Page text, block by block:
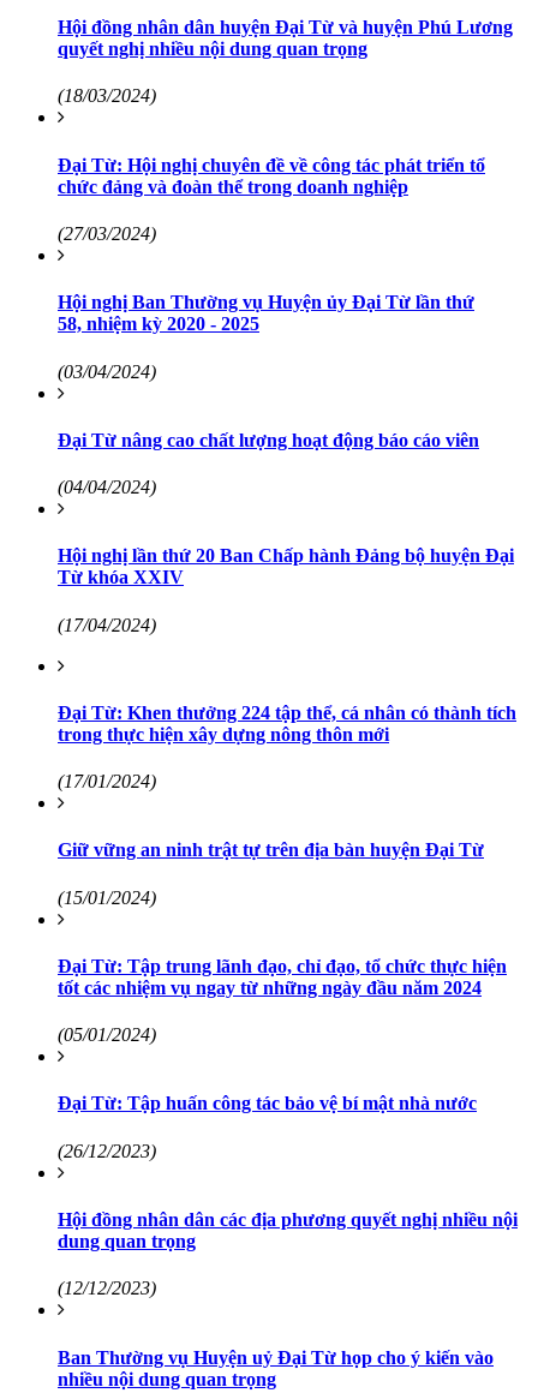
Hội đồng nhân dân huyện Đại Từ và huyện Phú Lương
quyết nghị nhiều nội dung quan trọng
(18/03/2024)
Đại Từ: Hội nghị chuyên đề về công tác phát triển tổ
chức đảng và đoàn thể trong doanh nghiệp
(27/03/2024)
Hội nghị Ban Thường vụ Huyện ủy Đại Từ lần thứ
58, nhiệm kỳ 2020 - 2025
(03/04/2024)
Đại Từ nâng cao chất lượng hoạt động báo cáo viên
(04/04/2024)
Hội nghị lần thứ 20 Ban Chấp hành Đảng bộ huyện Đại
Từ khóa XXIV
(17/04/2024)
Đại Từ: Khen thưởng 224 tập thể, cá nhân có thành tích
trong thực hiện xây dựng nông thôn mới
(17/01/2024)
Giữ vững an ninh trật tự trên địa bàn huyện Đại Từ
(15/01/2024)
Đại Từ: Tập trung lãnh đạo, chỉ đạo, tổ chức thực hiện
tốt các nhiệm vụ ngay từ những ngày đầu năm 2024
(05/01/2024)
Đại Từ: Tập huấn công tác bảo vệ bí mật nhà nước
(26/12/2023)
Hội đồng nhân dân các địa phương quyết nghị nhiều nội
dung quan trọng
(12/12/2023)
Ban Thường vụ Huyện uỷ Đại Từ họp cho ý kiến vào
nhiều nội dung quan trọng